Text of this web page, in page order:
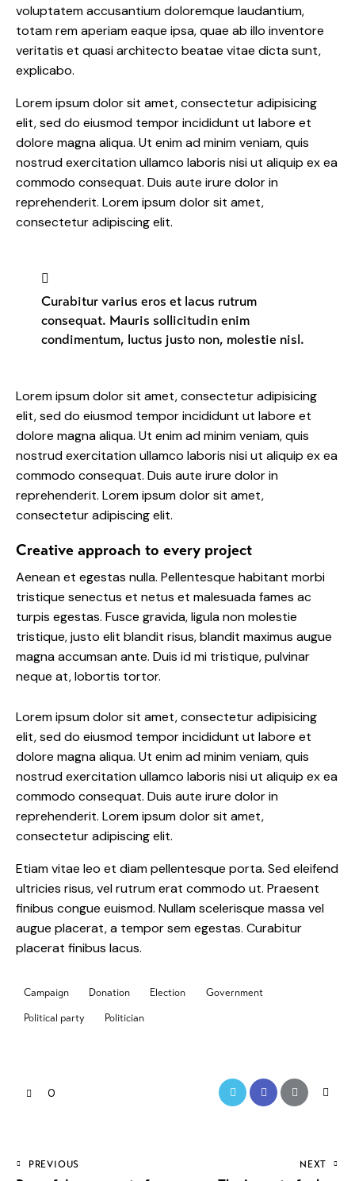
voluptatem accusantium doloremque laudantium,
totam rem aperiam eaque ipsa, quae ab illo inventore
veritatis et quasi architecto beatae vitae dicta sunt,
explicabo.
Lorem ipsum dolor sit amet, consectetur adipisicing
elit, sed do eiusmod tempor incididunt ut labore et
dolore magna aliqua. Ut enim ad minim veniam, quis
nostrud exercitation ullamco laboris nisi ut aliquip ex ea
commodo consequat. Duis aute irure dolor in
reprehenderit. Lorem ipsum dolor sit amet,
consectetur adipiscing elit.
Curabitur varius eros et lacus rutrum
consequat. Mauris sollicitudin enim
condimentum, luctus justo non, molestie nisl.
Lorem ipsum dolor sit amet, consectetur adipisicing
elit, sed do eiusmod tempor incididunt ut labore et
dolore magna aliqua. Ut enim ad minim veniam, quis
nostrud exercitation ullamco laboris nisi ut aliquip ex ea
commodo consequat. Duis aute irure dolor in
reprehenderit. Lorem ipsum dolor sit amet,
consectetur adipiscing elit.
Creative approach to every project
Aenean et egestas nulla. Pellentesque habitant morbi
tristique senectus et netus et malesuada fames ac
turpis egestas. Fusce gravida, ligula non molestie
tristique, justo elit blandit risus, blandit maximus augue
magna accumsan ante. Duis id mi tristique, pulvinar
neque at, lobortis tortor.
Lorem ipsum dolor sit amet, consectetur adipisicing
elit, sed do eiusmod tempor incididunt ut labore et
dolore magna aliqua. Ut enim ad minim veniam, quis
nostrud exercitation ullamco laboris nisi ut aliquip ex ea
commodo consequat. Duis aute irure dolor in
reprehenderit. Lorem ipsum dolor sit amet,
consectetur adipiscing elit.
Etiam vitae leo et diam pellentesque porta. Sed eleifend
ultricies risus, vel rutrum erat commodo ut. Praesent
finibus congue euismod. Nullam scelerisque massa vel
augue placerat, a tempor sem egestas. Curabitur
placerat finibus lacus.
Campaign Donation Election
Government
Political party
Politician
0
PREVIOUS NEXT